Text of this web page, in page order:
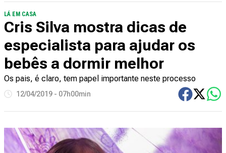
LÁ EM CASA
Cris Silva mostra dicas de
especialista para ajudar os
bebês a dormir melhor
Os pais, é claro, tem papel importante neste processo
12/04/2019 - 07h00min